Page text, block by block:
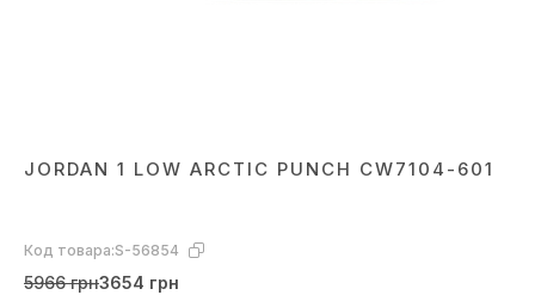
JORDAN 1 LOW ARCTIC PUNCH CW7104-601
Код товара:S-56854
5966 грн3654 грн